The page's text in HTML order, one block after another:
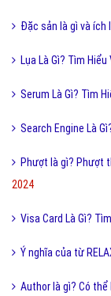
Đặc sản là gì và ích
Lụa Là Gì? Tìm Hiểu
Serum Là Gì? Tìm
Search Engine Là
Phượt là gì? Phượt
2024
Visa Card Là Gì?
Ý nghĩa của từ
Author là gì? Có